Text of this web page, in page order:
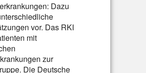
Dazu
vor. Das RKI
mit
zur
Die Deutsche